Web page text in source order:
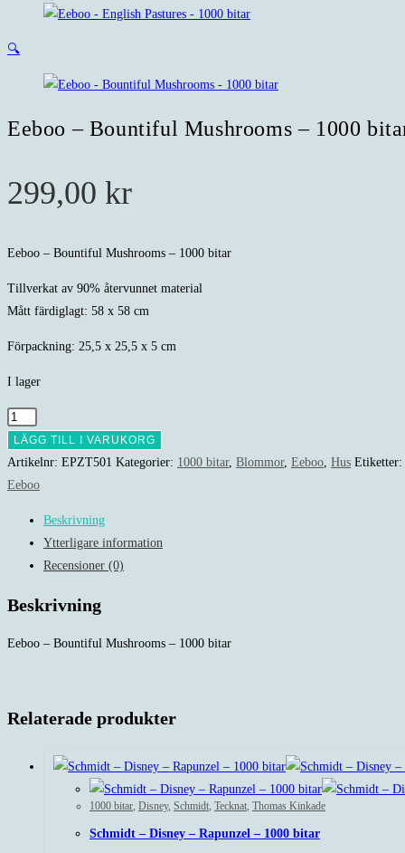
🔍
Eeboo – Bountiful Mushrooms – 1000
299,00 kr
Eeboo – Bountiful Mushrooms – 1000 bitar
Tillverkat av 90% återvunnet material
Mått färdiglagt: 58 x 58 cm
Förpackning: 25,5 x 25,5 x 5 cm
I lager
Eeboo
Bountiful
Mushrooms
LÄGG TILL I VARUKORG
Artikelnr: EPZT501 Kategorier: 1000 bitar, Blommor, Eeboo Hus Etiketter:
Eeboo
Beskrivning
Ytterligare information
Recensioner (0)
Beskrivning
Eeboo – Bountiful Mushrooms – 1000 bitar
Relaterade produkter
1000 bitar, Disney, Schmidt, Tecknat, Thomas Kinkade
Schmidt – Disney – Rapunzel – 1000 bitar